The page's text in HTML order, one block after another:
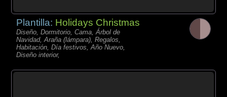
Plantilla: Holidays Christmas
Diseño, Dormitorio, Cama, Árbol de
Navidad, Araña (lámpara), Regalos,
Habitación, Día festivos, Año Nuevo,
Diseño interior,